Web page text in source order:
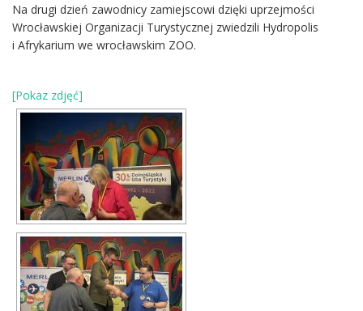
Na drugi dzień zawodnicy zamiejscowi dzięki uprzejmości
Wrocławskiej Organizacji Turystycznej zwiedzili Hydropolis
i Afrykarium we wrocławskim ZOO.
[Pokaz zdjęć]